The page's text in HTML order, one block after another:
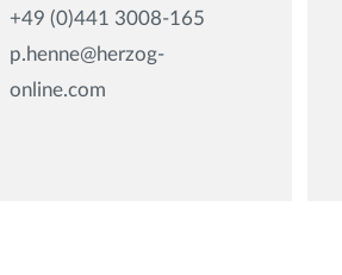
+49 (0)441 3008-165
p.henne@herzog-
online.com